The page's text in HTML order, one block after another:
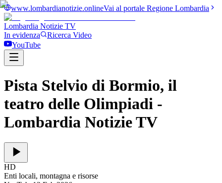
www.lombardianotizie.onlineVai al portale Regione Lombardia
Lombardia Notizie TV
In evidenza
Ricerca Video
YouTube
Pista Stelvio di Bormio, il
teatro delle Olimpiadi -
Lombardia Notizie TV
HD
Enti locali, montagna e risorse